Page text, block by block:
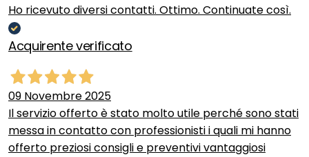
Ho ricevuto diversi contatti. Ottimo. Continuate così.
Acquirente verificato
09 Novembre 2025
Il servizio offerto è stato molto utile perché sono stati
messa in contatto con professionisti i quali mi hanno
offerto preziosi consigli e preventivi vantaggiosi